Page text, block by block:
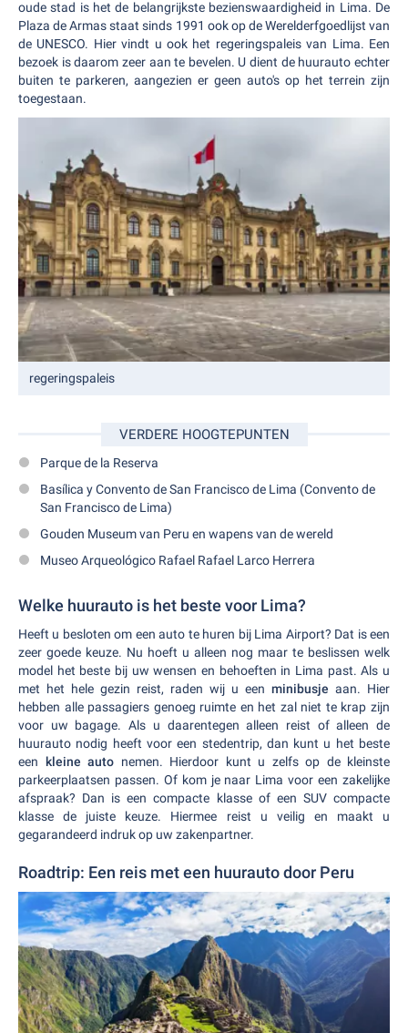
oude stad is het de belangrijkste bezienswaardigheid in Lima. De
Plaza de Armas staat sinds 1991 ook op de Werelderfgoedlijst van
de UNESCO. Hier vindt u ook het regeringspaleis van Lima. Een
bezoek is daarom zeer aan te bevelen. U dient de huurauto echter
buiten te parkeren, aangezien er geen auto's op het terrein zijn
toegestaan.
regeringspaleis
VERDERE HOOGTEPUNTEN
Parque de la Reserva
Basílica y Convento de San Francisco de Lima (Convento de
San Francisco de Lima)
Gouden Museum van Peru en wapens van de wereld
Museo Arqueológico Rafael Rafael Larco Herrera
Welke huurauto is het beste voor Lima?
Heeft u besloten om een auto te huren bij Lima Airport? Dat is een
zeer goede keuze. Nu hoeft u alleen nog maar te beslissen welk
model het beste bij uw wensen en behoeften in Lima past. Als u
met het hele gezin reist, raden wij u een minibusje aan. Hier
hebben alle passagiers genoeg ruimte en het zal niet te krap zijn
voor uw bagage. Als u daarentegen alleen reist of alleen de
huurauto nodig heeft voor een stedentrip, dan kunt u het beste
een kleine auto nemen. Hierdoor kunt u zelfs op de kleinste
parkeerplaatsen passen. Of kom je naar Lima voor een zakelijke
afspraak? Dan is een compacte klasse of een SUV compacte
klasse de juiste keuze. Hiermee reist u veilig en maakt u
gegarandeerd indruk op uw zakenpartner.
Roadtrip: Een reis met een huurauto door Peru